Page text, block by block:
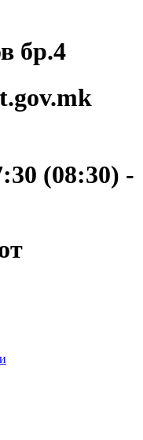
бр.4
(08:30) -